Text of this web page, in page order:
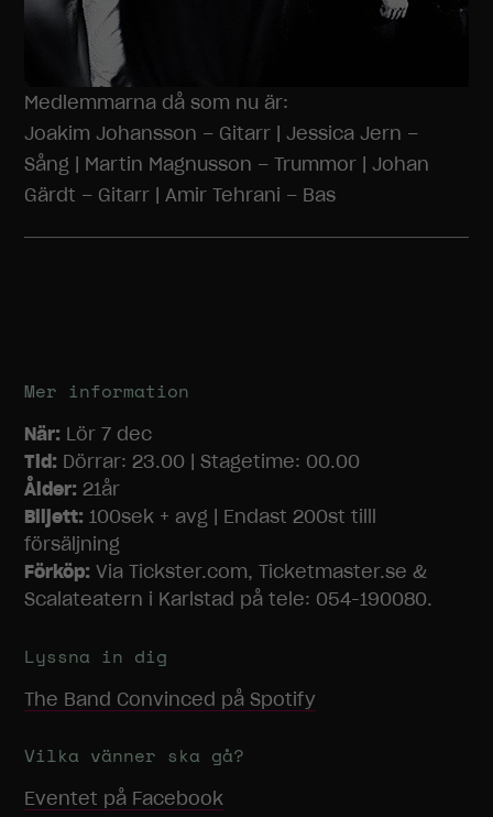
Medlemmarna då som nu är:
Joakim Johansson – Gitarr | Jessica Jern –
Sång | Martin Magnusson – Trummor | Johan
Gärdt – Gitarr | Amir Tehrani – Bas
Mer information
När: Lör 7 dec
Tid: Dörrar: 23.00 | Stagetime: 00.00
Ålder: 21år
Biljett: 100sek + avg | Endast 200st tilll
försäljning
Förköp: Via Tickster.com, Ticketmaster.se &
Scalateatern i Karlstad på tele: 054-190080.
Lyssna in dig
The Band Convinced på Spotify
Vilka vänner ska gå?
Eventet på Facebook